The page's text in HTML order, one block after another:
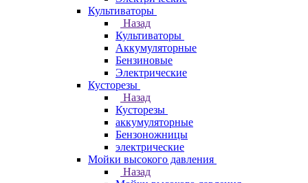
Культиваторы
Назад
Культиваторы
Аккумуляторные
Бензиновые
Электрические
Кусторезы
Назад
Кусторезы
аккумуляторные
Бензоножницы
электрические
Мойки высокого давления
Назад